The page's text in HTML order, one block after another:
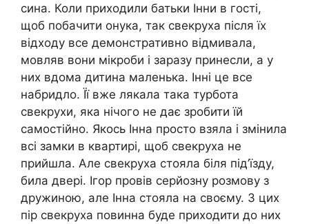
сина. Коли приходили батьки Інни в гості,
щоб побачити онука, так свекруха після їх
відходу все демонстративно відмивала,
мовляв вони мікроби і заразу принесли, а у
них вдома дитина маленька. Інні це все
набридло. Її вже лякала така турбота
свекрухи, яка нічого не дає зробити їй
самостійно. Якось Інна просто взяла і змінила
всі замки в квартирі, щоб свекруха не
прийшла. Але свекруха стояла біля під’їзду,
била двері. Ігор провів серйозну розмову з
дружиною, але Інна стояла на своєму. З цих
пір свекруха повинна буде приходити до них